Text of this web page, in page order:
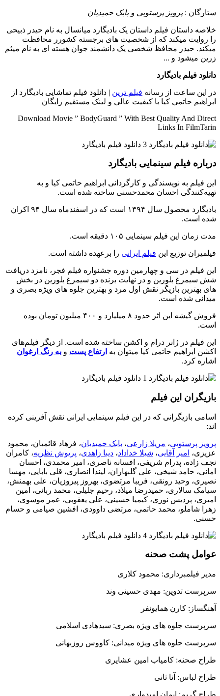
ستارگان :پرویز پرستویی و بابک حمیدیان
خلاصه داستان فیلم داستان یک بادیگارد میانسال به نام حیدر ذبیحی
را روایت میکند که از شخصیت های برجسته کشورر محافظت
میکند. حیدر محافظ شخصی یک دانشمند جوان هسته ای به نام میثم
زرین میشود و ...
دانلود فیلم بادیگارد
در این ساعت از رسانه فیلم ترین | دانلود فیلم تماشایی بادیگارد از
ابراهیم حاتمی کیا با کیفیت عالی و لینک مستقیم رایگان
Download Movie ” BodyGuard ” With Best Quality And Direct
Links In FilmTarin
درباره فیلم سینمایی بادیگارد
این فیلم به نویسندگی و کارگردانی ابراهیم حاتمی کیا و به
تهیه‌کنندگی احسان محمدحسنی ساخته شده است.
بادیگارد محصول سال ۱۳۹۴ است که در اسفندماه سال ۹۴ اکران
شده است.
مدت زمان این فیلم سینمایی ۱۰۵ دقیقه است.
فیلمیران توزیع این فیلم ایرانی را برعهده داشته است.
این فیلم در سی و چهارمین دوره جشنواره فیلم فجر، نامزد دریافت
شش سیمرغ بلورین و در نهایت برنده دو سیمرغ بلورین در بخش
های بهترین بازیگر نقش اول مرد و بهترین جلوه های ویژه بصری و
میدانی شده است.
فروش گیشه این اثر حدود ۸ میلیارد و ۴۰۰ میلیون تومان بوده
است.
این فیلم در ژانر درام و اکشن ساخته شده است. از دیگر فیلم‌های
اکشن ابراهیم حاتمی کیا میتوان به ارتفاع پست و به رنگ ارغوان
اشاره کرد.
بازیگران این فیلم
اسامی بازیگرانی که در این فیلم سینمایی ایرانی نقش آفرینی کرده
اند:
پرویز پرستویی، مریلا زارعی، بابک حمیدیان، فرهاد قائمیان، محمود
عزیزی، امیر آقایی، شیلا خداداد، دیبا زاهدی، پریوش نظریه، کامران
نجف زاده، پدرام شریفی، افسانه ناصری، امیر محمدی، احسان
امانی، حامد شیخی، علی گلبهاران، لیندا انصاری، قلی بابایی، مهسا
نصیری، وحید رونقی، فریبا مرتضوی، بهروز پیروزیان، علی بهمنش،
سیامک سالاری، حمیدرضا میلاد، رحیم جلیلی، محمد ربانی، امین
امیری، پردیس نوری، کیمیا حسینی، علی یعقوبی، عمر موسوی،
زهرا شاملو، محمد حاتمی، مرتضی داوودی، افشین صیامی و حسام
حسنی.
عوامل پشت صحنه
مدیر فیلمبرداری: محمود کلاری
سرپرست تدوین: مهدی حسینی وند
آهنگساز: کارن همایونفر
سرپرست جلوه های ویژه بصری: سیدهادی اسلامی
سرپرست جلوه های ویژه میدانی: کاووس روزبهانی
طراح صحنه: کامیاب امین عشایری
طراح لباس: آنا ثانی
طراح گریم: ایمان امیدواری